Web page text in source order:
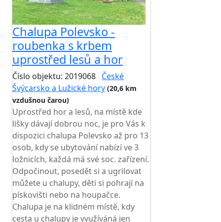
Chalupa Polevsko -
roubenka s krbem
uprostřed lesů a hor
Číslo objektu: 2019068 České
Švýcarsko a Lužické hory (20,6 km
vzdušnou čarou)
Uprostřed hor a lesů, na místě kde
lišky dávají dobrou noc, je pro Vás k
dispozici chalupa Polevsko až pro 13
osob, kdy se ubytování nabízí ve 3
ložnicích, každá má své soc. zařízení.
Odpočinout, posedět si a ugrilovat
můžete u chalupy, děti si pohrají na
pískovišti nebo na houpačce.
Chalupa je na klidném místě, kdy
cesta u chalupy je využíváná jen